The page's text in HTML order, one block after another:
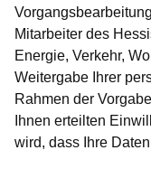
Mitarbeiter des
Energie, Verkehr,
Weitergabe Ihrer
Rahmen der
Ihnen erteilten
wird, dass Ihre